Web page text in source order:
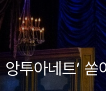
앙투아네트’